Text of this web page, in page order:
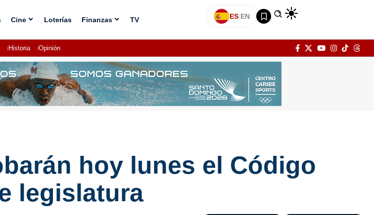
Cine Loterías Finanzas TV ES|EN
Historia Opinión
hoy lunes el Código
legislatura